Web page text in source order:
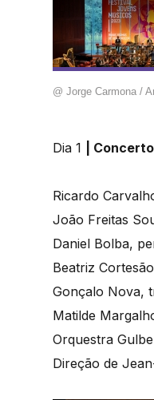
@ Jorge Carmona /
Dia 1
Ricardo
João Freitas
Daniel Bolba,
Beatriz
Gonçalo Nova,
Matilde
Orquestra
Direção de